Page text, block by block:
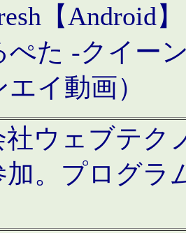
【Android
ぺた -クイー
エイ動画）
ウェブテク
加。プログラ